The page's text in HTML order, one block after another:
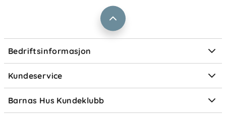
Bedriftsinformasjon
Størrelsesguider
Kundeservice
Ofte stilte spørsmål
Om Klarna
Barnas Hus Kundeklubb
Medlemsvilkår